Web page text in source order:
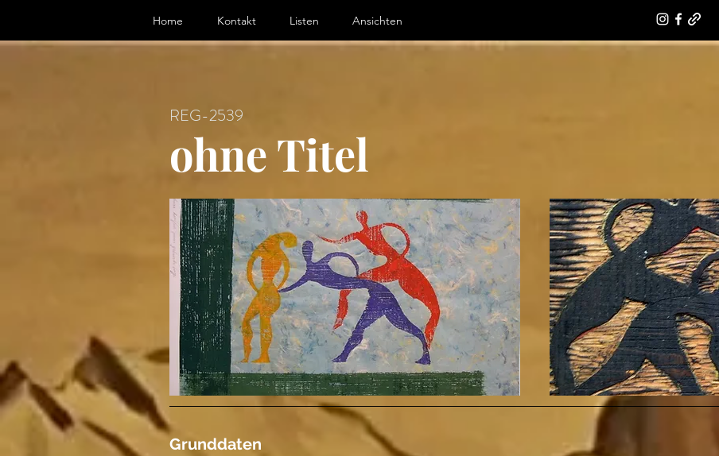
Home Kontakt Listen Ansichten
REG-2539
ohne Titel
Grunddaten